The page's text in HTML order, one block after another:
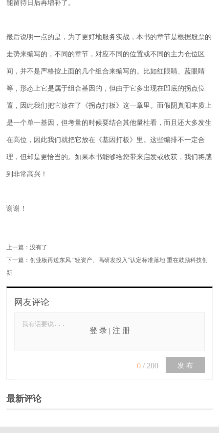
能留待日后再增补了。
最后说明一点的是，为了更好地服务实战，本书的章节是根据股票的
走势来编写的，不同的章节，对应不同的位置或不同的主力仓位区
间，并不是严格按上面的几个组合来编写的。比如红眼睛、蓝眼睛
等，形态上它是属于组合基因的，但由于它多出现在凹底的拐点位
置，因此我们把它放在了《拐点打板》这一章里。而假阴真阳本质上
是一个单一基因，但考量的时候要结合其他量柱看，而且还大多发生
在高位，因此我们就把它放在《基因打板》里。这些编排不一定合
理，但却是更恰当的。如果本书能够给您带来启发或收获，我们将感
到非常高兴！
谢谢！
上一篇：没有了
下一篇：创业板再送东风 “轻资产、高研发投入”认定标准落地 重在鼓励科技创
新
网友评论
登 录| 注 册
发 布
0/ 200
最新评论